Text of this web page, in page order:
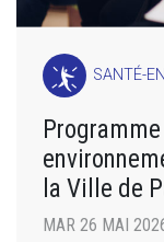
SANTÉ-
la Ville de
MAR 26 MAI